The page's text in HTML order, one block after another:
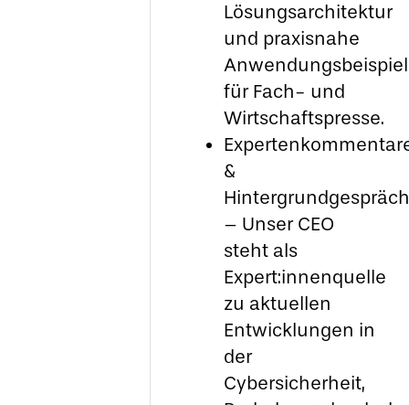
Lösungsarchitektur
und praxisnahe
für Fach- und
Wirtschaftspresse.
&
– Unser CEO
steht als
Expert:innenquelle
zu aktuellen
Entwicklungen in
der
Cybersicherheit,